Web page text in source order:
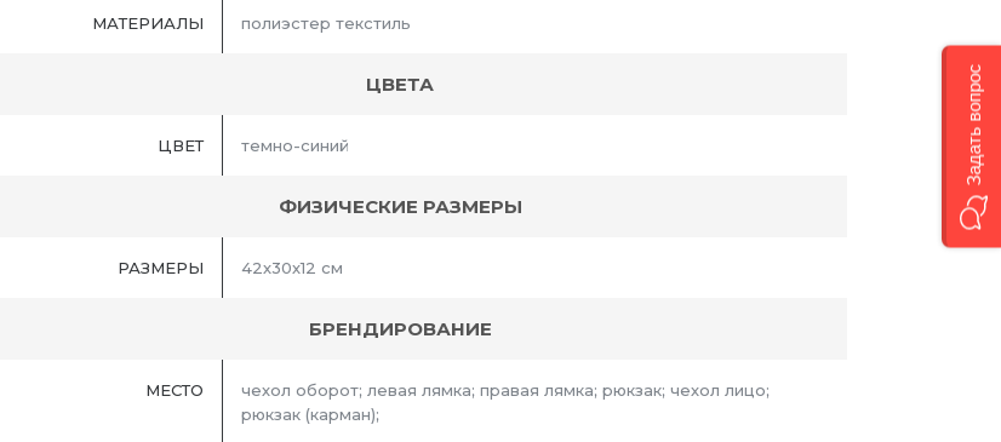
МАТЕРИАЛЫ полиэстер текстиль
ЦВЕТА
ЦВЕТ темно-синий
ФИЗИЧЕСКИЕ РАЗМЕРЫ
РАЗМЕРЫ 42х30х12 см
БРЕНДИРОВАНИЕ
МЕСТО
чехол оборот; левая лямка; правая лямка; рюкзак; чехол лицо;
рюкзак (карман);
Задать вопрос